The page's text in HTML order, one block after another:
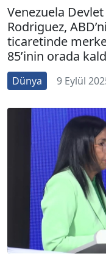
Venezuela Devlet
Rodriguez,
ticaretinde
85’inin orada
Dünya 9 Eylül